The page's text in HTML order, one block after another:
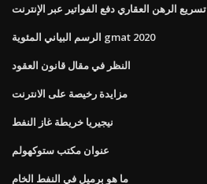
تسريع الرهن العقاري دفع الفواتير عبر الإنترنت
الرسم البياني المئوية gmat 2020
النظر في مقال قانون العقود
مزايدة رخيصة على الانترنت
نيجيريا خريطة غاز النفط
عنوان مكتب ستوكهولم
ما هو برميل في النفط الخام